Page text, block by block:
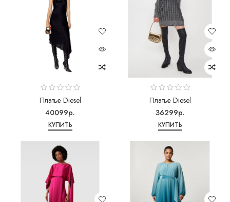
Платье Diesel
40099р.
КУПИТЬ
Платье Diesel
36299р.
КУПИТЬ